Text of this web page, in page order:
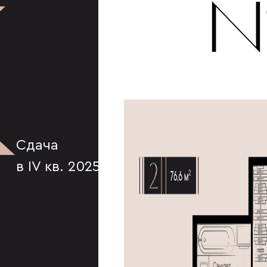
Сдача
в IV кв. 2025